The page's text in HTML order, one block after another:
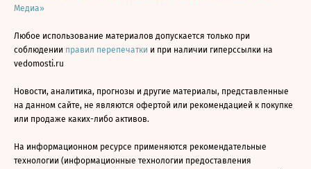
Медиа»
Любое использование материалов допускается только при
соблюдении правил перепечатки и при наличии гиперссылки на
vedomosti.ru
Новости, аналитика, прогнозы и другие материалы, представленные
на данном сайте, не являются офертой или рекомендацией к покупке
или продаже каких-либо активов.
На информационном ресурсе применяются рекомендательные
технологии (информационные технологии предоставления